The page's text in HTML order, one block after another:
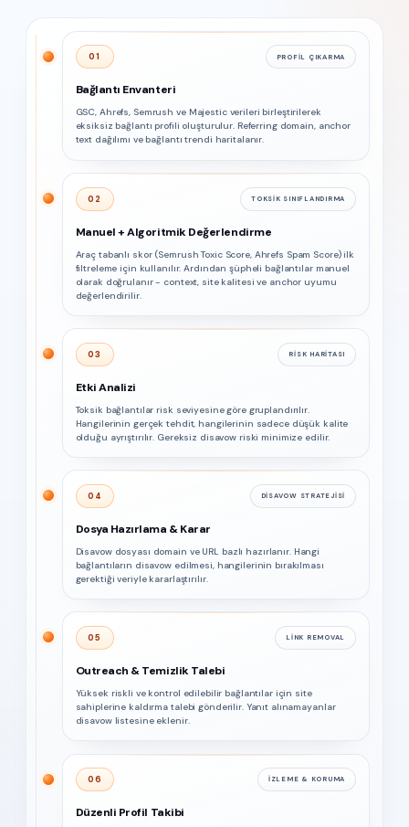
01 PROFIL ÇIKARMA
Bağlantı Envanteri
GSC, Ahrefs, Semrush ve Majestic verileri birleştirilerek
eksiksiz bağlantı profili oluşturulur. Referring domain, anchor
text dağılımı ve bağlantı trendi haritalanır.
02 TOKSIK SINIFLANDIRMA
Manuel + Algoritmik Değerlendirme
Araç tabanlı skor (Semrush Toxic Score, Ahrefs Spam Score) ilk
filtreleme için kullanılır. Ardından şüpheli bağlantılar manuel
olarak doğrulanır - context, site kalitesi ve anchor uyumu
değerlendirilir.
03 RISK HARITASI
Etki Analizi
Toksik bağlantılar risk seviyesine göre gruplandırılır.
Hangilerinin gerçek tehdit, hangilerinin sadece düşük kalite
olduğu ayrıştırılır. Gereksiz disavow riski minimize edilir.
04 DISAVOW STRATEJISI
Dosya Hazırlama & Karar
Disavow dosyası domain ve URL bazlı hazırlanır. Hangi
bağlantıların disavow edilmesi, hangilerinin bırakılması
gerektiği veriyle kararlaştırılır.
05 LINK REMOVAL
Outreach & Temizlik Talebi
Yüksek riskli ve kontrol edilebilir bağlantılar için site
sahiplerine kaldırma talebi gönderilir. Yanıt alınamayanlar
disavow listesine eklenir.
06 İZLEME & KORUMA
Düzenli Profil Takibi